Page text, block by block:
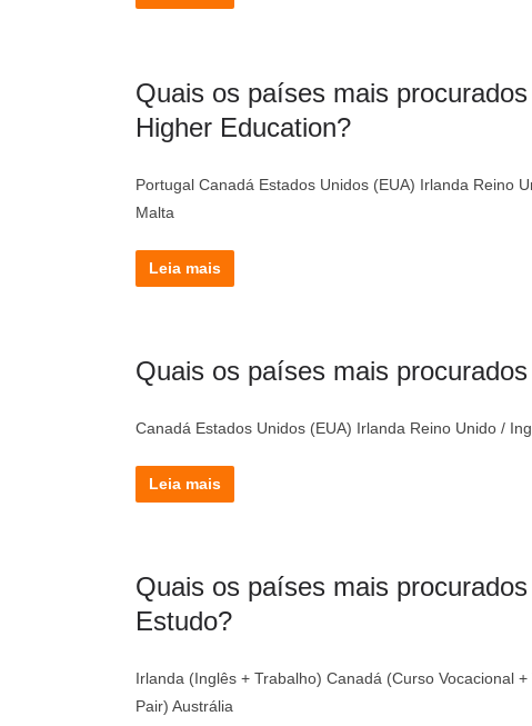
Quais os países mais
Higher Education?
Portugal Canadá Estados Unidos (EUA) Irlanda Reino
Malta
Leia mais
Quais os países mais
Canadá Estados Unidos (EUA) Irlanda Reino Unido /
Leia mais
Quais os países mais
Estudo?
Irlanda (Inglês + Trabalho) Canadá (Curso Vocacional
Pair) Austrália